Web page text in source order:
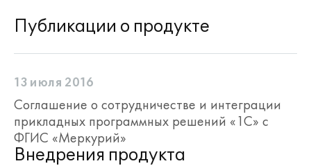
Публикации о продукте
13 июля 2016
Соглашение о сотрудничестве и интеграции
прикладных программных решений «1С» с
ФГИС «Меркурий»
Внедрения продукта